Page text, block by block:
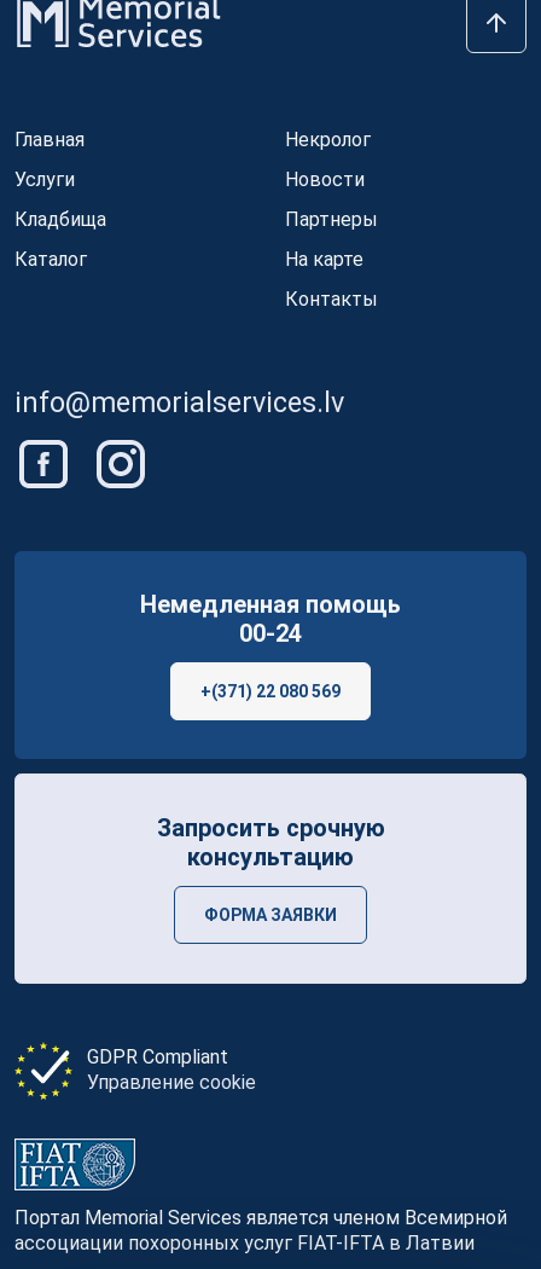
Главная
Услуги
Кладбища
Каталог
Некролог
Новости
Партнеры
На карте
Контакты
info@memorialservices.lv
GDPR Compliant
Управление cookie
Портал Memorial Services является членом Всемирной
ассоциации похоронных услуг FIAT-IFTA в Латвии
Немедленная помощь
00-24
+(371) 22 080 569
Запросить срочную
консультацию
ФОРМА ЗАЯВКИ